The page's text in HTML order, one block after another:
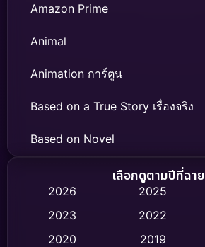
Amazon Prime
Animal
Animation การ์ตูน
Based on a True Story เรื่องจริง
Based on Novel
Biography ชีวิตจริง
Classic หนังคลาสสิก
เลือกดูตามปีที่ฉาย
2026 2025
2023
2022
2020
2019